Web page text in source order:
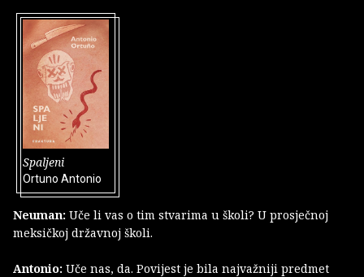
Spaljeni
Ortuno Antonio
Neuman: Uče li vas o tim stvarima u školi? U prosječnoj
meksičkoj državnoj školi.
Antonio: Uče nas, da. Povijest je bila najvažniji predmet